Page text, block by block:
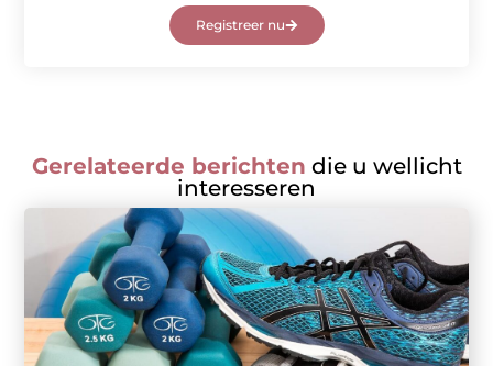
Registreer nu
Gerelateerde berichten die u wellicht
interesseren